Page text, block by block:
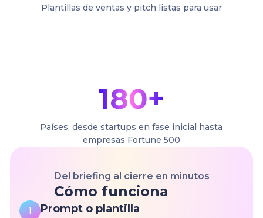
Plantillas de ventas y pitch listas para usar
180+
Países, desde startups en fase inicial hasta
empresas Fortune 500
Del briefing al cierre en minutos
Cómo funciona
1 Prompt o plantilla